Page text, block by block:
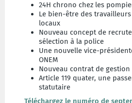
24H chrono chez les
Le bien-être des
locaux
Nouveau concept de
sélection à la police
Une nouvelle vice-
ONEM
Nouveau contrat de gestion
Article 119 quater, une
statutaire